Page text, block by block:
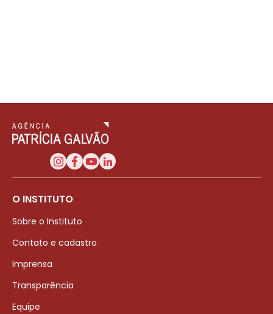
O INSTITUTO
Sobre o Instituto
Contato e cadastro
Imprensa
Transparência
Equipe